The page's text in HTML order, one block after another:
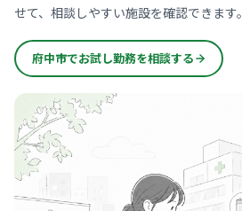
せて、相談しやすい施設を確認できます。
府中市でお試し勤務を相談する